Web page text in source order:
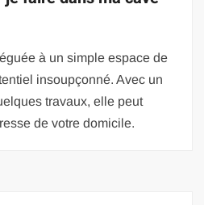
à un simple espace de
insoupçonné. Avec un
travaux, elle peut
de votre domicile.